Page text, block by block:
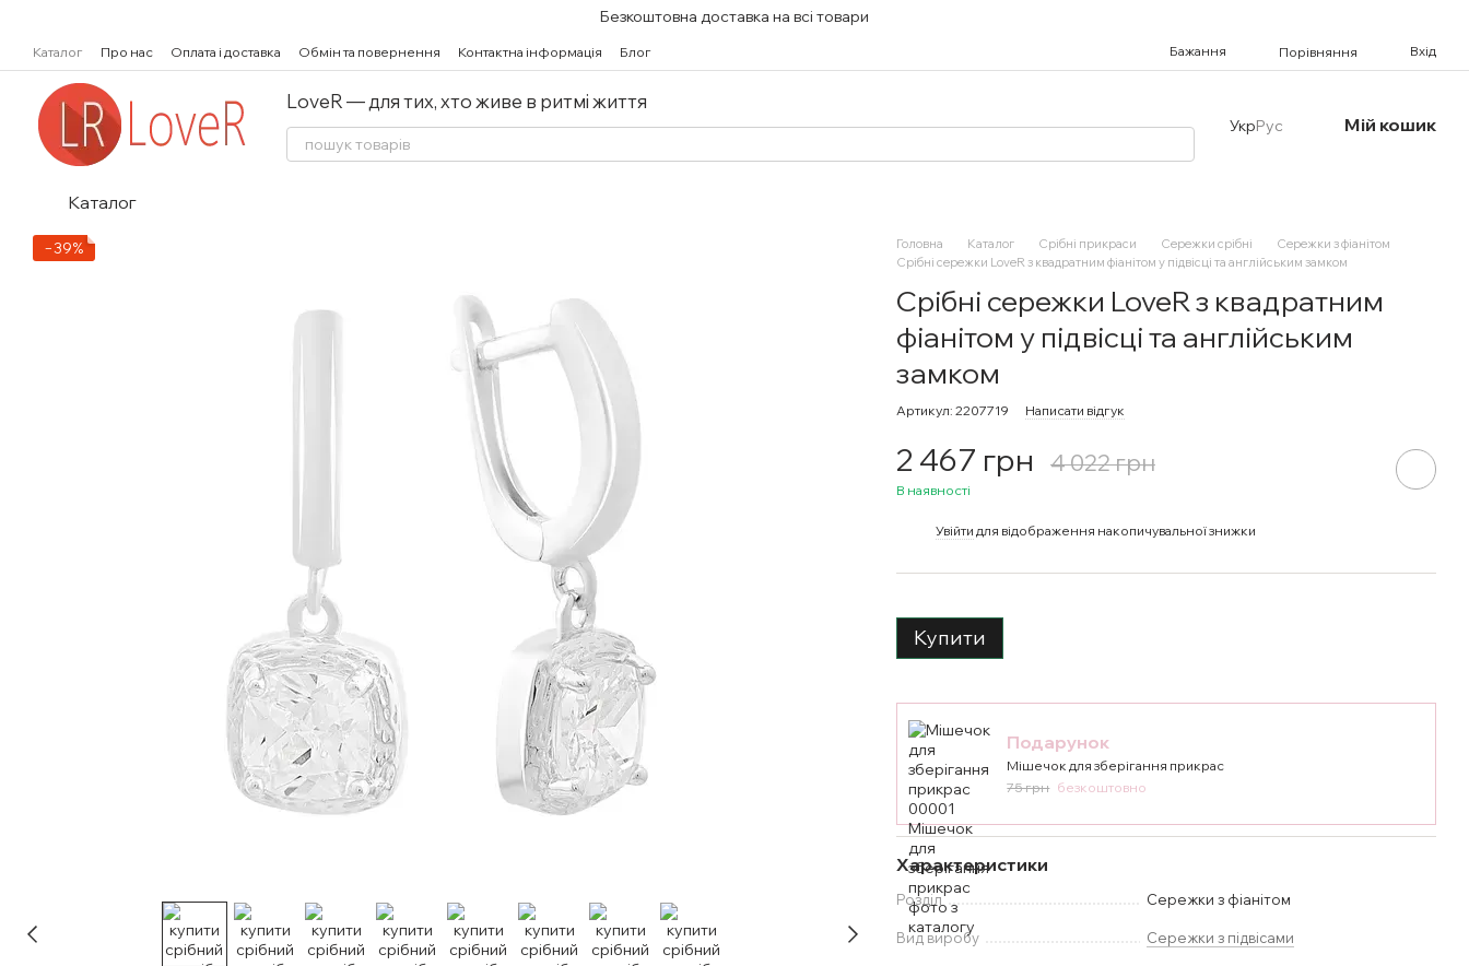
Безкоштовна доставка на всі товари
Каталог Про нас Оплата і доставка Обмін та повернення Контактна інформація Блог Бажання Порівняння Вхід
LoveR — для тих, хто живе в ритмі життя
УкрРус Мій кошик
Каталог
−39% Головна Каталог Срібні прикраси Сережки срібні
Сережки з фіанітом
Срібні сережки LoveR з квадратним фіанітом у підвісці та англійським замком
Срібні сережки LoveR з квадратним
фіанітом у підвісці та англійським
замком
Артикул: 2207719 Написати відгук
2 467 грн 4 022 грн
В наявності
Увійти для відображення накопичувальної знижки
Купити
Подарунок
Мішечок для зберігання прикрас
75 грн безкоштовно
Характеристики
Розділ Сережки з фіанітом
Вид виробу Сережки з підвісами